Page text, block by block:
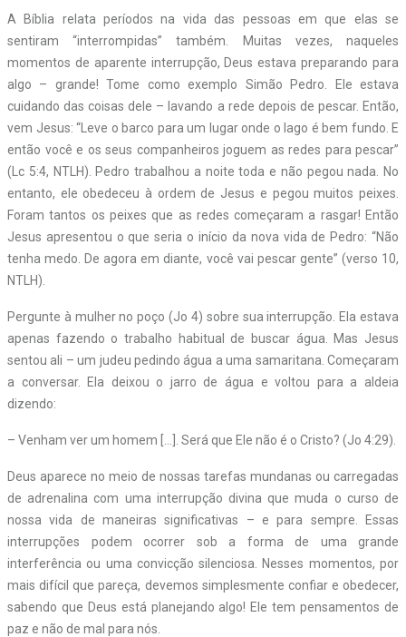
A Bíblia relata períodos na vida das pessoas em que elas se
sentiram “interrompidas” também. Muitas vezes, naqueles
momentos de aparente interrupção, Deus estava preparando para
algo – grande! Tome como exemplo Simão Pedro. Ele estava
cuidando das coisas dele – lavando a rede depois de pescar. Então,
vem Jesus: “Leve o barco para um lugar onde o lago é bem fundo. E
então você e os seus companheiros joguem as redes para pescar”
(Lc 5:4, NTLH). Pedro trabalhou a noite toda e não pegou nada. No
entanto, ele obedeceu à ordem de Jesus e pegou muitos peixes.
Foram tantos os peixes que as redes começaram a rasgar! Então
Jesus apresentou o que seria o início da nova vida de Pedro: “Não
tenha medo. De agora em diante, você vai pescar gente” (verso 10,
NTLH).
Pergunte à mulher no poço (Jo 4) sobre sua interrupção. Ela estava
apenas fazendo o trabalho habitual de buscar água. Mas Jesus
sentou ali – um judeu pedindo água a uma samaritana. Começaram
a conversar. Ela deixou o jarro de água e voltou para a aldeia
dizendo:
– Venham ver um homem […]. Será que Ele não é o Cristo? (Jo 4:29).
Deus aparece no meio de nossas tarefas mundanas ou carregadas
de adrenalina com uma interrupção divina que muda o curso de
nossa vida de maneiras significativas – e para sempre. Essas
interrupções podem ocorrer sob a forma de uma grande
interferência ou uma convicção silenciosa. Nesses momentos, por
mais difícil que pareça, devemos simplesmente confiar e obedecer,
sabendo que Deus está planejando algo! Ele tem pensamentos de
paz e não de mal para nós.